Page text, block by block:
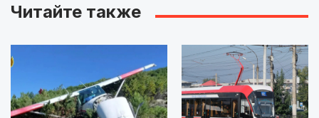
Читайте также